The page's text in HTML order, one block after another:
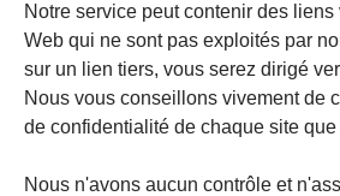
Notre service peut contenir des
Web qui ne sont pas exploités par
sur un lien tiers, vous serez dirigé
Nous vous conseillons vivement de
de confidentialité de chaque site
Nous n'avons aucun contrôle et